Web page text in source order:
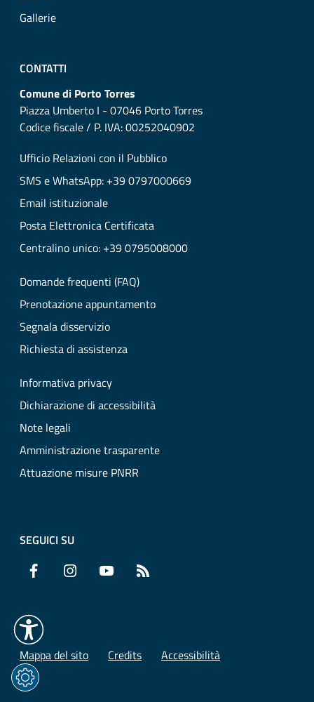
Gallerie
CONTATTI
Comune di Porto Torres
Piazza Umberto I - 07046 Porto Torres
Codice fiscale / P. IVA: 00252040902
Ufficio Relazioni con il Pubblico
SMS e WhatsApp: +39 0797000669
Email istituzionale
Posta Elettronica Certificata
Centralino unico: +39 0795008000
Domande frequenti (FAQ)
Prenotazione appuntamento
Segnala disservizio
Richiesta di assistenza
Informativa privacy
Dichiarazione di accessibilità
Note legali
Amministrazione trasparente
Attuazione misure PNRR
SEGUICI SU
Facebook Instagram YouTube
Mappa del sito Credits Accessibilità